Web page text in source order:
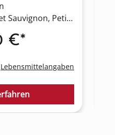
Sauvignon, Petit Verdot
Lebensmittelangaben
€*